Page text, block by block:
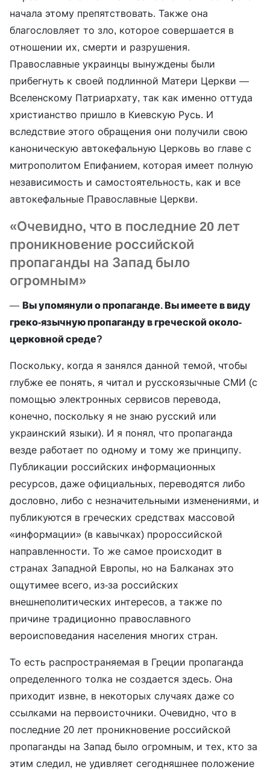
начала этому препятствовать. Также она
благословляет то зло, которое совершается в
отношении их, смерти и разрушения.
Православные украинцы вынуждены были
прибегнуть к своей подлинной Матери Церкви —
Вселенскому Патриархату, так как именно оттуда
христианство пришло в Киевскую Русь. И
вследствие этого обращения они получили свою
каноническую автокефальную Церковь во главе с
митрополитом Епифанием, которая имеет полную
независимость и самостоятельность, как и все
автокефальные Православные Церкви.
«Очевидно, что в последние 20 лет
проникновение российской
пропаганды на Запад было
огромным»
— Вы упомянули о пропаганде. Вы имеете в виду
греко-язычную пропаганду в греческой около-
церковной среде?
Поскольку, когда я занялся данной темой, чтобы
глубже ее понять, я читал и русскоязычные СМИ (с
помощью электронных сервисов перевода,
конечно, поскольку я не знаю русский или
украинский языки). И я понял, что пропаганда
везде работает по одному и тому же принципу.
Публикации российских информационных
ресурсов, даже официальных, переводятся либо
дословно, либо с незначительными изменениями, и
публикуются в греческих средствах массовой
«информации» (в кавычках) пророссийской
направленности. То же самое происходит в
странах Западной Европы, но на Балканах это
ощутимее всего, из-за российских
внешнеполитических интересов, а также по
причине традиционно православного
вероисповедания населения многих стран.
То есть распространяемая в Греции пропаганда
определенного толка не создается здесь. Она
приходит извне, в некоторых случаях даже со
ссылками на первоисточники. Очевидно, что в
последние 20 лет проникновение российской
пропаганды на Запад было огромным, и тех, кто за
этим следил, не удивляет сегодняшнее положение